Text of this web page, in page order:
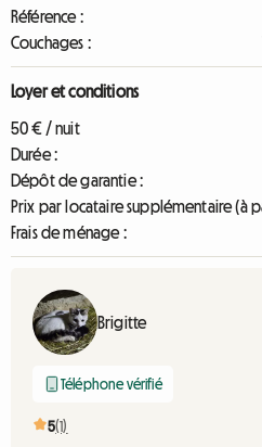
Référence :
Couchages :
Loyer et conditions
50 € / nuit
Durée :
Dépôt de garantie :
Prix par locataire supplémentaire (à
Frais de ménage :
Brigitte
Téléphone vérifié
5(1)